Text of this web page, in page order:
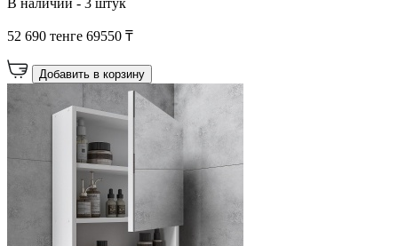
52 690 тенге 69550 ₸
Добавить в корзину